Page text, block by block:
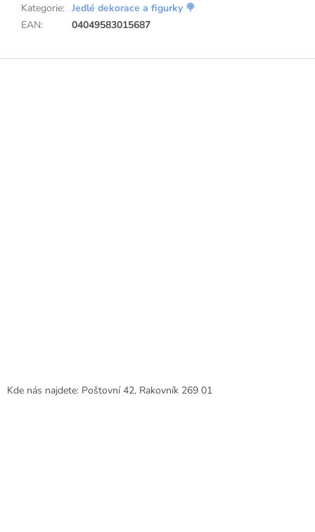
Kategorie: Jedlé dekorace a figurky 🍭
EAN: 04049583015687
Z
Kde nás najdete: Poštovní 42, Rakovník 269 01